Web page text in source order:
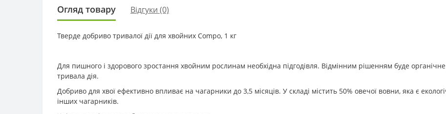
Огляд товару Відгуки (0)
Тверде добриво тривалої дії для хвойних Compo, 1 кг
Для пишного і здорового зростання хвойним рослинам необхідна підгодівля. Відмінним рішенням буде
тривала дія.
Добриво для хвої ефективно впливає на чагарники до 3,5 місяців. У складі містить 50% овечої вовни, яка є
інших чагарників.